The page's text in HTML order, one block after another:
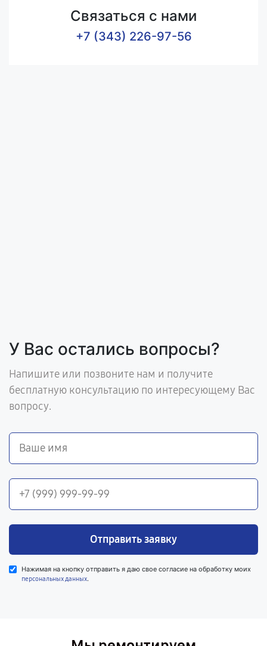
Связаться с нами
+7 (343) 226-97-56
У Вас остались вопросы?
Напишите или позвоните нам и получите
бесплатную консультацию по интересующему Вас
вопросу.
Отправить заявку
Нажимая на кнопку отправить я даю свое согласие на обработку моих
персональных данных.